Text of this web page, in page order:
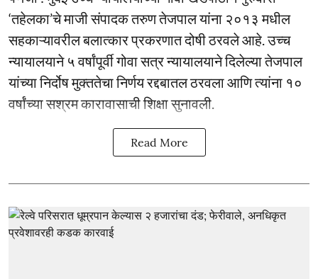
‘तहेलका’चे माजी संपादक तरुण तेजपाल यांना २०१३ मधील
सहकाऱ्यावरील बलात्कार प्रकरणात दोषी ठरवले आहे. उच्च
न्यायालयाने ५ वर्षांपूर्वी गोवा सत्र न्यायालयाने दिलेल्या तेजपाल
यांच्या निर्दोष मुक्ततेचा निर्णय रद्दबातल ठरवला आणि त्यांना १०
वर्षांच्या सश्रम कारावासाची शिक्षा सुनावली.
Read More